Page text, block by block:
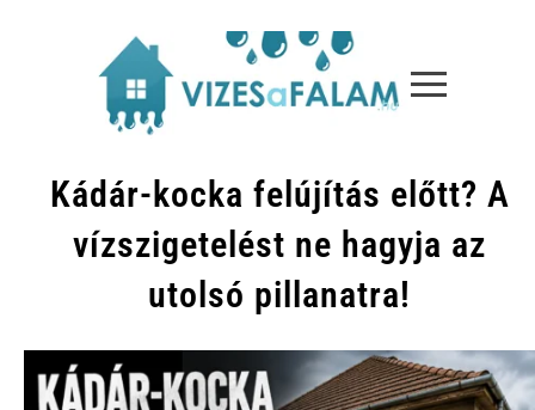
Kádár-kocka felújítás előtt? A
vízszigetelést ne hagyja az
utolsó pillanatra!